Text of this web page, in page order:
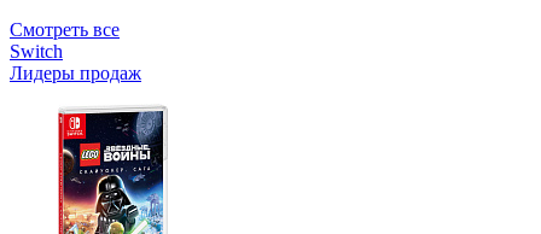
Смотреть все
Switch
Лидеры продаж